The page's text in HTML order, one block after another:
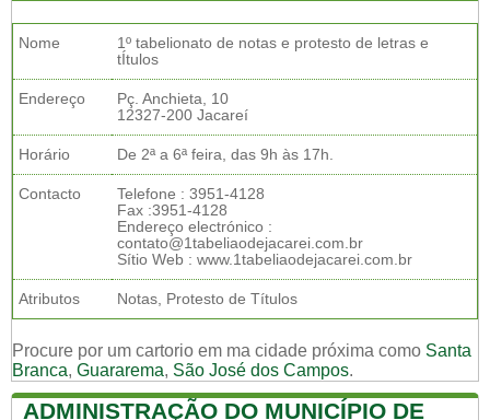
Nome
1º tabelionato de notas e protesto de letras e
tÍtulos
Endereço
Pç. Anchieta, 10
12327-200 Jacareí
Horário De 2ª a 6ª feira, das 9h às 17h.
Contacto
Telefone : 3951-4128
Fax :3951-4128
Endereço electrónico :
contato@1tabeliaodejacarei.com.br
Sítio Web : www.1tabeliaodejacarei.com.br
Atributos Notas, Protesto de Títulos
Procure por um cartorio em ma cidade próxima como Santa
Branca, Guararema, São José dos Campos.
ADMINISTRAÇÃO DO MUNICÍPIO DE